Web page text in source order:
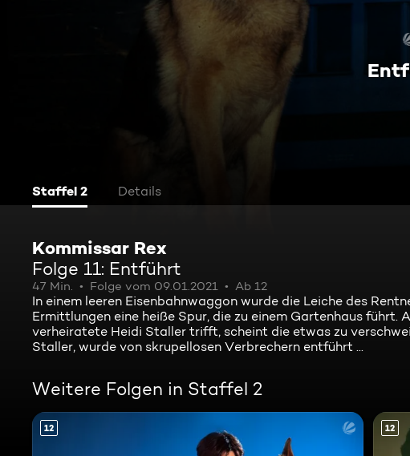
Staffel 2 Details
Kommissar Rex
Folge 11: Entführt
47 Min. Folge vom 09.01.2021 Ab 12
In einem leeren Eisenbahnwaggon wurde die Leiche des
Ermittlungen eine heiße Spur, die zu einem Gartenhaus
verheiratete Heidi Staller trifft, scheint die etwas zu
Staller, wurde von skrupellosen Verbrechern entführt ...
Weitere Folgen in Staffel 2
12 12